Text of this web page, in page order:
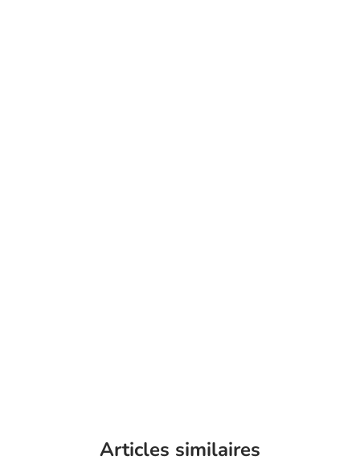
Articles similaires